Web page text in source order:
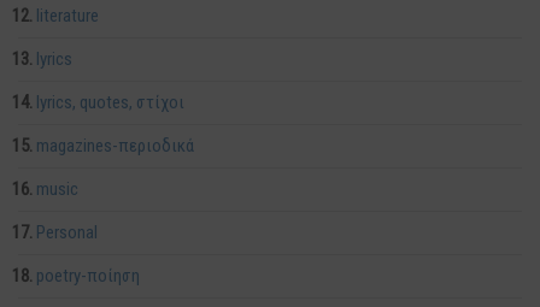
literature
lyrics
lyrics, quotes, στίχοι
magazines-περιοδικά
music
Personal
poetry-ποίηση